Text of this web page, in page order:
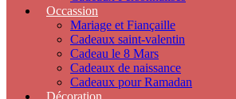
Occassion
Mariage et Fiançaille
Cadeaux saint-valentin
Cadeau le 8 Mars
Cadeaux de naissance
Cadeaux pour Ramadan